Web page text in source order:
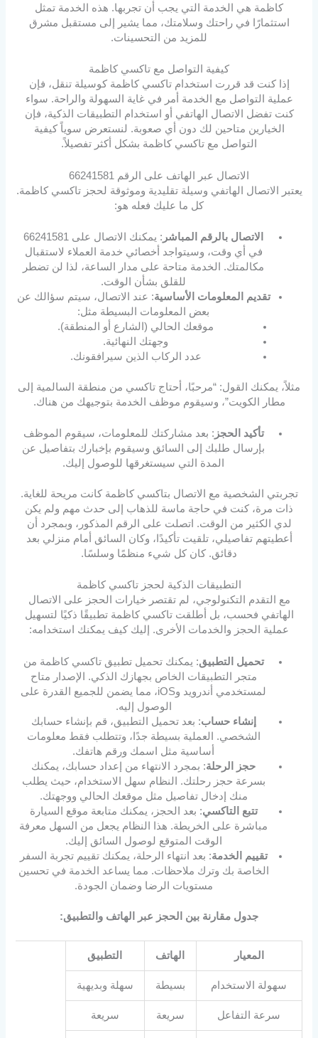
كاظمة هي الخدمة التي يجب أن تجربها. هذه الخدمة تمثل
استثمارًا في راحتك وسلامتك، مما يشير إلى مستقبل مشرق
للمزيد من التحسينات.
كيفية التواصل مع تاكسي كاظمة
إذا كنت قد قررت استخدام تاكسي كاظمة كوسيلة تنقل، فإن
عملية التواصل مع الخدمة أمر في غاية السهولة والراحة. سواء
كنت تفضل الاتصال الهاتفي أو استخدام التطبيقات الذكية، فإن
الخيارين متاحين لك دون أي صعوبة. لنستعرض سوياً كيفية
التواصل مع تاكسي كاظمة بشكل أكثر تفصيلاً.
الاتصال عبر الهاتف على الرقم 66241581
يعتبر الاتصال الهاتفي وسيلة تقليدية وموثوقة لحجز تاكسي كاظمة.
كل ما عليك فعله هو:
الاتصال بالرقم المباشر
: يمكنك الاتصال على 66241581
في أي وقت، وسيتواجد أخصائي خدمة العملاء لاستقبال
مكالمتك. الخدمة متاحة على مدار الساعة، لذا لن تضطر
للقلق بشأن الوقت.
تقديم المعلومات الأساسية: عند الاتصال، سيتم سؤالك عن
بعض المعلومات البسيطة مثل:
موقعك الحالي (الشارع أو المنطقة).
وجهتك النهائية.
عدد الركاب الذين سيرافقونك.
مثلاً، يمكنك القول: “مرحبًا، أحتاج تاكسي من منطقة السالمية إلى
مطار الكويت”، وسيقوم موظف الخدمة بتوجيهك من هناك.
تأكيد الحجز : بعد مشاركتك للمعلومات، سيقوم الموظف
بإرسال طلبك إلى السائق وسيقوم بإخبارك بتفاصيل عن
المدة التي سيستغرقها للوصول إليك.
تجربتي الشخصية مع الاتصال بتاكسي كاظمة كانت مريحة للغاية.
ذات مرة، كنت في حاجة ماسة للذهاب إلى حدث مهم ولم يكن
لدي الكثير من الوقت. اتصلت على الرقم المذكور، وبمجرد أن
أعطيتهم تفاصيلي، تلقيت تأكيدًا، وكان السائق أمام منزلي بعد
دقائق. كان كل شيء منظمًا وسلسًا.
التطبيقات الذكية لحجز تاكسي كاظمة
مع التقدم التكنولوجي، لم تقتصر خيارات الحجز على الاتصال
الهاتفي فحسب، بل أطلقت تاكسي كاظمة تطبيقًا ذكيًا لتسهيل
عملية الحجز والخدمات الأخرى. إليك كيف يمكنك استخدامه:
تحميل التطبيق: يمكنك تحميل تطبيق تاكسي كاظمة من
متجر التطبيقات الخاص بجهازك الذكي. الإصدار متاح
لمستخدمي أندرويد وiOS، مما يضمن للجميع القدرة على
الوصول إليه.
إنشاء حساب: بعد تحميل التطبيق، قم بإنشاء حسابك
الشخصي. العملية بسيطة جدًا، وتتطلب فقط معلومات
أساسية مثل اسمك ورقم هاتفك.
حجز الرحلة: بمجرد الانتهاء من إعداد حسابك، يمكنك
بسرعة حجز رحلتك. النظام سهل الاستخدام، حيث يطلب
منك إدخال تفاصيل مثل موقعك الحالي ووجهتك.
تتبع التاكسي: بعد الحجز، يمكنك متابعة موقع السيارة
مباشرة على الخريطة. هذا النظام يجعل من السهل معرفة
الوقت المتوقع لوصول السائق إليك.
تقييم الخدمة: بعد انتهاء الرحلة، يمكنك تقييم تجربة السفر
الخاصة بك وترك ملاحظات. مما يساعد الخدمة في تحسين
مستويات الرضا وضمان الجودة.
جدول مقارنة بين الحجز عبر الهاتف والتطبيق:
المعيار الهاتف التطبيق
سهولة الاستخدام بسيطة سهلة وبديهية
سرعة التفاعل سريعة سريعة